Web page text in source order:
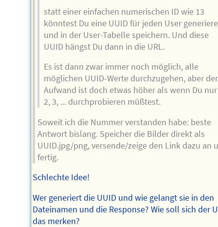
statt einer einfachen numerischen ID wie 13
könntest Du eine UUID für jeden User
und in der User-Tabelle speichern. Und diese
UUID hängst Du dann in die URL.
Es ist dann zwar immer noch möglich, alle
möglichen UUID-Werte durchzugehen, aber der
Aufwand ist doch etwas höher als wenn Du nur
2, 3, ... durchprobieren müßtest.
Soweit ich die Nummer verstanden habe: beste
Antwort bislang. Speicher die Bilder direkt als
UUID.jpg/png, versende/zeige den Link dazu an
fertig.
Schlechte Idee!
Wer generiert die UUID und wie gelangt sie in den
Dateinamen und die Response? Wie soll sich der
das merken?